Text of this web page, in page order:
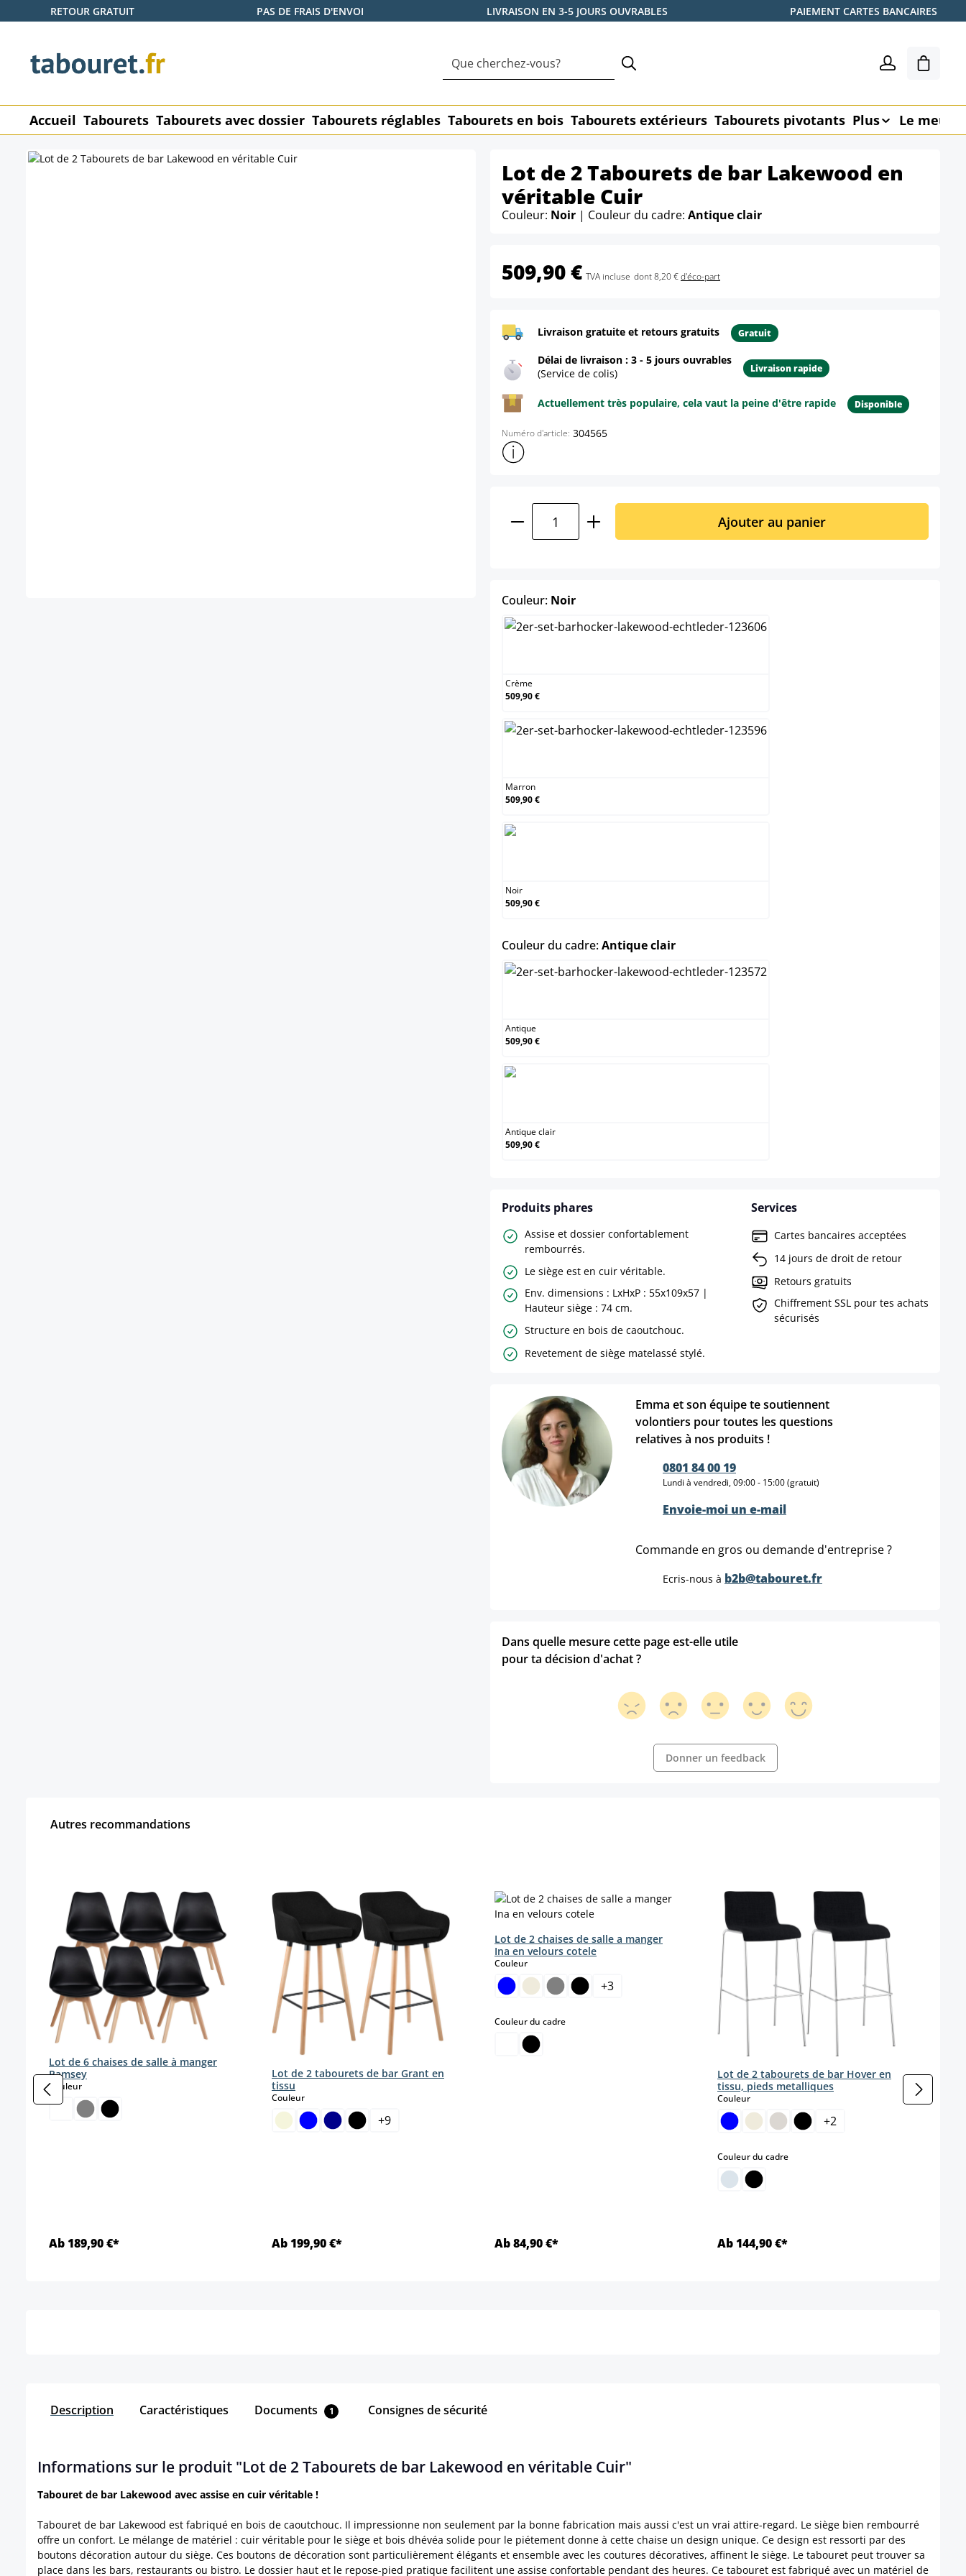
au contenu principal
Passer à la recherche
Passer à la navigation principale
RETOUR GRATUIT PAS DE FRAIS D'ENVOI LIVRAISON EN 3-5 JOURS OUVRABLES PAIEMENT CARTES BANCAIRES
Le
Accueil Tabourets Tabourets avec dossier Tabourets réglables Tabourets en bois Tabourets extérieurs Tabourets pivotants Plus Le
Lot de 2 Tabourets de bar Lakewood en
véritable Cuir
Couleur: Noir | Couleur du cadre: Antique clair
509,90 € TVA incluse dont 8,20 €d'éco-part
Livraison gratuite et retours gratuits Gratuit
Délai de livraison : 3 - 5 jours ouvrables
(Service de colis)
Livraison rapide
Actuellement très populaire, cela vaut la peine d'être rapide Disponible
Numéro d'article: 304565
Afficher plus d'informations sur le produit
Quantité de produit : Entrez la quantité souhaitée ou
Ajouter au panier
Couleur: Noirselect
Crème
509,90 €
Marron
509,90 €
Noir
509,90 €
Couleur du cadre:Antique clairselect
Antique
509,90 €
Antique clair
509,90 €
Produits phares
Assise et dossier confortablement
rembourrés.
Le siège est en cuir véritable.
Env. dimensions : LxHxP : 55x109x57 |
Hauteur siège : 74 cm.
Structure en bois de caoutchouc.
Revetement de siège matelassé stylé.
Services
Cartes bancaires acceptées
14 jours de droit de retour
Retours gratuits
Chiffrement SSL pour tes achats
sécurisés
Emma et son équipe te soutiennent
volontiers pour toutes les questions
relatives à nos produits !
0801 84 00 19
Lundi à vendredi, 09:00 - 15:00 (gratuit)
Envoie-moi un e-mail
Commande en gros ou demande d'entreprise ?
Ecris-nous à b2b@tabouret.fr
Dans quelle mesure cette page est-elle utile
pour ta décision d'achat ?
Donner un feedback
Autres recommandations
Lot de 6 chaises de salle à manger
Ramsey
Couleurselect
Ab 189,90 €*
Lot de 2 tabourets de bar Grant en
tissu
Couleurselect
+9
Ab 199,90 €*
Lot de 2 chaises de salle a manger
Ina en velours cotele
Couleurselect
+3
Couleur du cadreselect
Ab 84,90 €*
Lot de 2 tabourets de bar Hover en
tissu, pieds metalliques
Couleurselect
+2
Couleur du cadreselect
Ab 144,90 €*
Description Caractéristiques Documents 1 Consignes de sécurité
Informations sur le produit "Lot de 2 Tabourets de bar Lakewood en véritable Cuir"
Tabouret de bar Lakewood avec assise en cuir véritable !
Tabouret de bar Lakewood est fabriqué en bois de caoutchouc. Il impressionne non seulement par la bonne fabrication mais aussi c'est un vrai attire-regard. Le siège bien rembourré
offre un confort. Le mélange de matériel : cuir véritable pour le siège et bois dhévéa solide pour le piétement donne à cette chaise un design unique. Ce design est ressorti par des
boutons décoration autour du siège. Ces boutons de décoration sont particulièrement élégants et ensemble avec les coutures décoratives, affinent le siège. Le tabouret peut trouver sa
place dans les bars, restaurants ou bistro. Le dossier haut et le repose-pied pratique facilitent une assise confortable pendant des heures. Ce tabouret est fabriqué avec un matériel de